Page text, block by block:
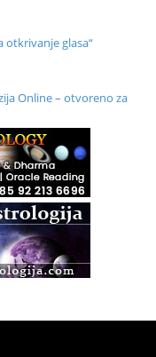
otkrivanje glasa“
Online – otvoreno za
i Online